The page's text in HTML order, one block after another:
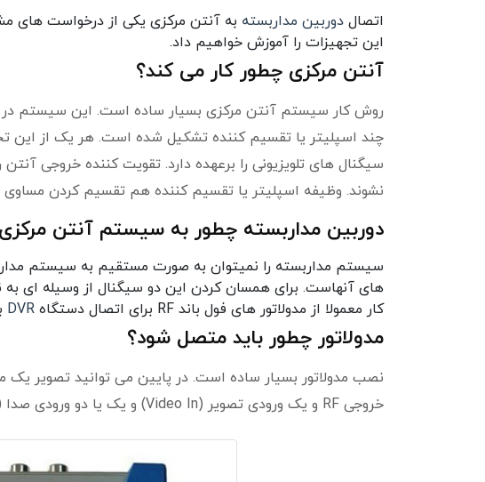
اتصال دوربین مداربسته به آنتن مرکزی یکی از درخواست های
این تجهیزات را آموزش خواهیم داد.
آنتن مرکزی چطور کار می کند؟
روش کار سیستم آنتن مرکزی بسیار ساده است. این سیستم در
چند اسپلیتر یا تقسیم کننده تشکیل شده است. هر یک از این
سیگنال های تلویزیونی را برعهده دارد. تقویت کننده خروجی
نشوند. وظیفه اسپلیتر یا تقسیم کننده هم تقسیم کردن
دوربین مداربسته چطور به سیستم آنتن
سیستم مداربسته را نمیتوان به صورت مستقیم به سیستم
کار معمولا از مدولاتور های فول باند RF برای اتصال دستگاه
DVR
مدولاتور چطور باید متصل شود؟
خروجی RF و یک ورودی تصویر (Video In) و یک یا دو ورودی صدا (Audio In R and L) است است.